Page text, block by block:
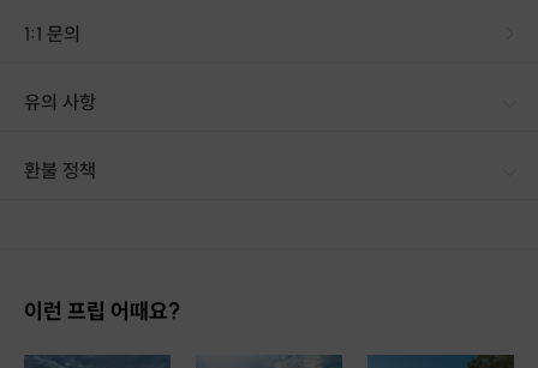
1:1 문의
유의 사항
환불 정책
이런 프립 어때요?